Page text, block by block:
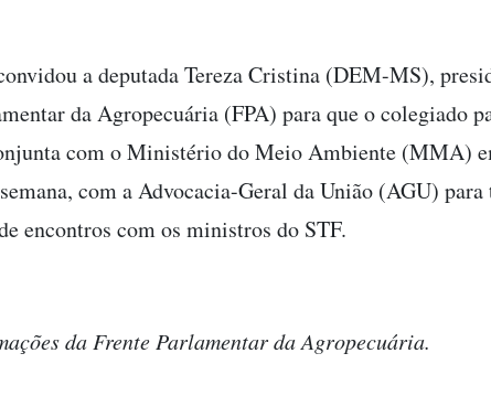
a deputada Tereza Cristina (DEM-MS),
da Agropecuária (FPA) para que o colegiado
com o Ministério do Meio Ambiente (MMA)
com a Advocacia-Geral da União (AGU)
encontros com os ministros do STF.
da Frente Parlamentar da Agropecuária.